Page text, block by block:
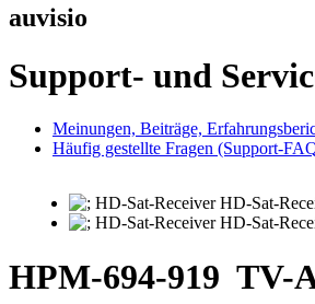
auvisio
Support- und
Meinungen, Beiträge,
Häufig gestellte Fragen (Support-
HPM-694-919 TV-